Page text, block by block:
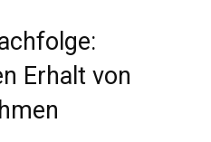
Erhalt von